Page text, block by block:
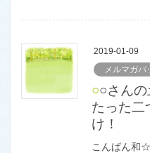
2019-01-09
メルマガバ
○○さんの土壌がどんなものかは、
たった二
け！
こんばん和